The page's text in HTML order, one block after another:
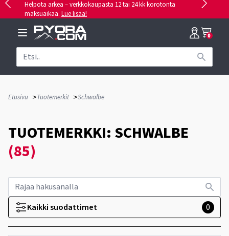
Helpota arkea – verkkokaupasta 12 tai 24 kk korotonta
maksuaikaa. Lue lisää!
0
Etusivu >Tuotemerkit >Schwalbe
TUOTEMERKKI: SCHWALBE
(85)
Kaikki suodattimet 0